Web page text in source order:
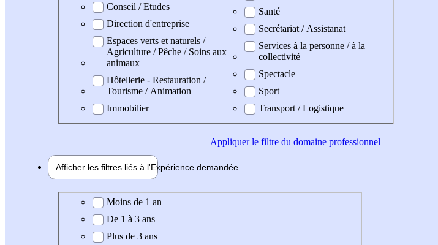
Conseil / Etudes
Direction d'entreprise
Espaces verts et naturels /
Agriculture / Pêche / Soins aux
animaux
Hôtellerie - Restauration /
Tourisme / Animation
Immobilier
Santé
Secrétariat / Assistanat
Services à la personne / à la
collectivité
Spectacle
Sport
Transport / Logistique
Appliquerle filtre du domaine professionnel
Afficher les filtres liés à l'Expérience demandée
Expérience demandée
Moins de 1 an
De 1 à 3 ans
Plus de 3 ans